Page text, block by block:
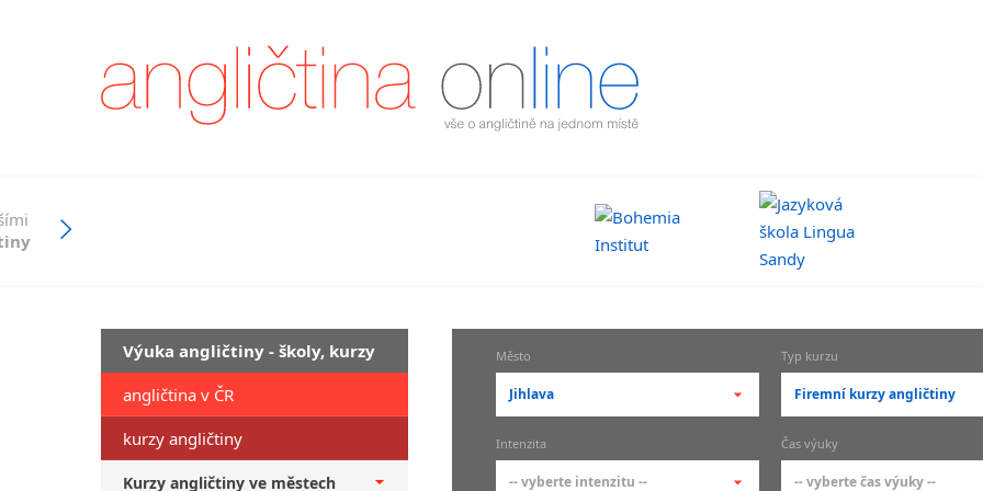
Výuka angličtiny - školy, kurzy
angličtina v ČR
kurzy angličtiny
Kurzy angličtiny ve městech
Město
Jihlava
-- vyberte město --
pražské městské části
Typ kurzu
Firemní kurzy angličtiny
-- vyberte typ --
základní členění
Intenzita
-- vyberte intenzitu --
Čas výuky
-- vyberte čas výuky --